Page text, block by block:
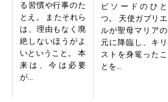
る習慣や行事のた
とえ。 またそれら
は、理由もなく廃
絶しないほうがよ
いということ。 本
来は、今は必要
が...
ピソードのひと
つ。 天使ガブリエ
ルが聖母マリアの
元に降臨し、キリ
ストを身篭ったこ
とを...